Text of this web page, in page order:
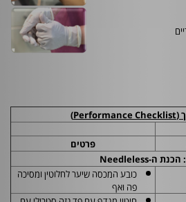
(
Performance Checklist
)
פרטים
Needleless
כובע המכסה שיער לחלוטין ומסיכה
פה ואף